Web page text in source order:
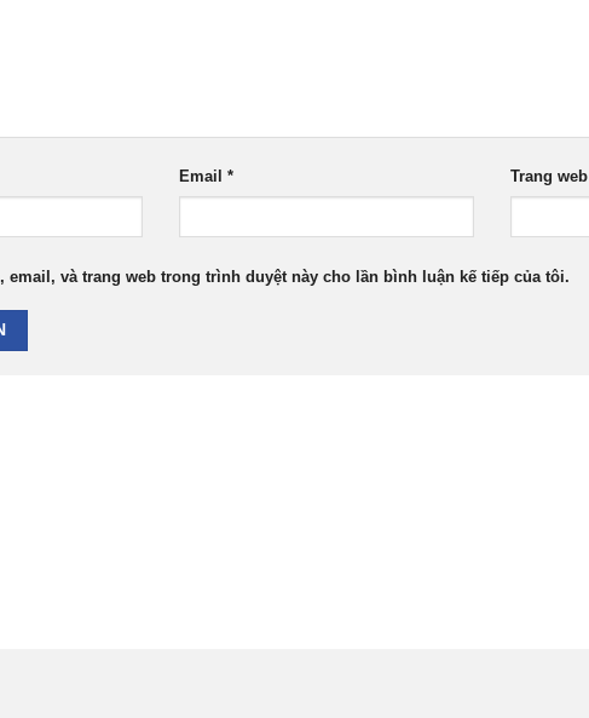
Email* Trang web
email, và trang web trong trình duyệt này cho lần bình luận kế tiếp của tôi.